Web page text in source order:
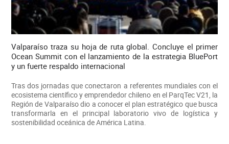
Valparaíso traza su hoja de ruta global. Concluye el primer
Ocean Summit con el lanzamiento de la estrategia BluePort
y un fuerte respaldo internacional
Tras dos jornadas que conectaron a referentes mundiales con el
ecosistema científico y emprendedor chileno en el ParqTec V21, la
Región de Valparaíso dio a conocer el plan estratégico que busca
transformarla en el principal laboratorio vivo de logística y
sostenibilidad oceánica de América Latina.